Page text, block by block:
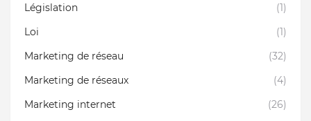
Législation
(1)
Loi
(1)
Marketing de réseau
(32)
Marketing de réseaux
(4)
Marketing internet
(26)